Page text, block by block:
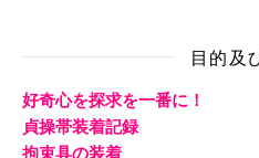
目的及
好奇心を探求を一番に！
貞操帯装着記録
拘束具の装着